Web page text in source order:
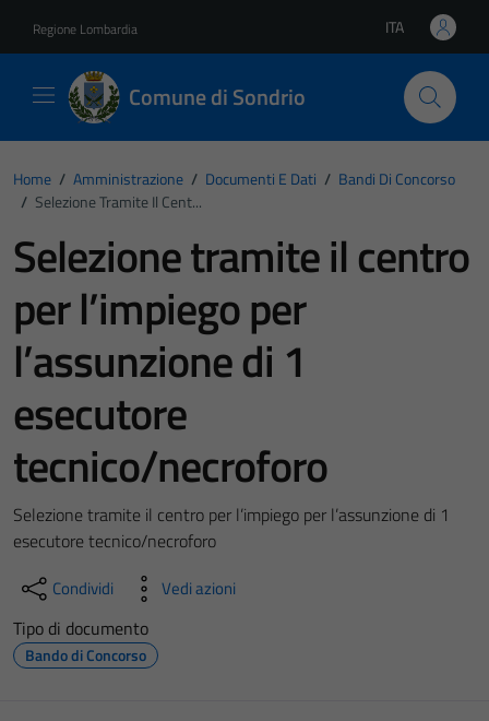
Regione Lombardia Lingua attiva:
ITA
Comune di Sondrio
Home / Amministrazione / Documenti E Dati / Bandi Di Concorso
/ Selezione Tramite Il Cent...
Selezione tramite il centro
per l’impiego per
l’assunzione di 1
esecutore
tecnico/necroforo
Selezione tramite il centro per l’impiego per l’assunzione di 1
esecutore tecnico/necroforo
Condividi Vedi azioni
Tipo di documento
Bando di Concorso